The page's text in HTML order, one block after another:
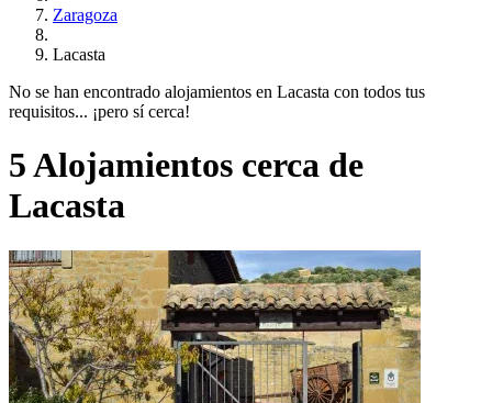
Zaragoza
Lacasta
No se han encontrado alojamientos en Lacasta con todos tus
requisitos... ¡pero sí cerca!
5 Alojamientos cerca de
Lacasta